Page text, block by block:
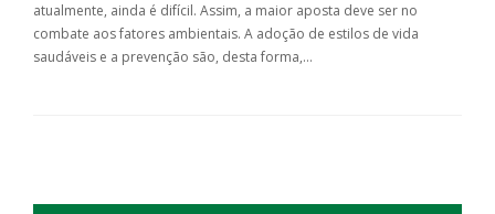
atualmente, ainda é difícil. Assim, a maior aposta deve ser no
combate aos fatores ambientais. A adoção de estilos de vida
saudáveis e a prevenção são, desta forma,…